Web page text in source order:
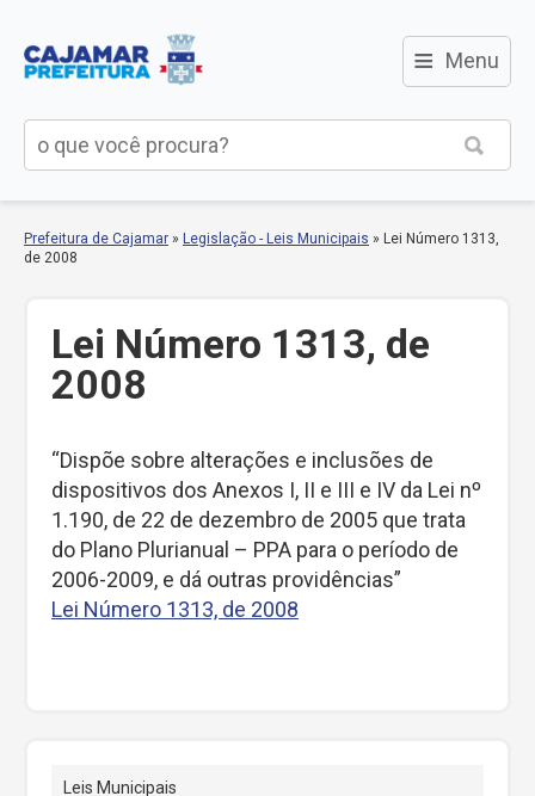
≡ Menu
Prefeitura de Cajamar » Legislação - Leis Municipais » Lei Número 1313,
de 2008
Lei Número 1313, de
2008
“Dispõe sobre alterações e inclusões de
dispositivos dos Anexos I, II e III e IV da Lei nº
1.190, de 22 de dezembro de 2005 que trata
do Plano Plurianual – PPA para o período de
2006-2009, e dá outras providências”
Lei Número 1313, de 2008
Leis Municipais